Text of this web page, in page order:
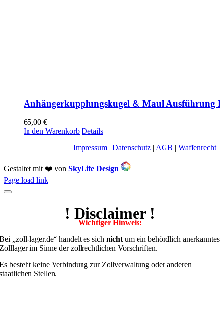
Anhängerkupplungskugel & Maul Ausführung
65,00 €
In den Warenkorb Details
Impressum | Datenschutz | AGB | Waffenrecht
Gestaltet mit ❤️ von SkyLife Design
Toggle
Sliding
Page load link
! Disclaimer !
Wichtiger Hinweis:
Bei „zoll-lager.de“ handelt es sichnicht um ein behördlich anerkanntes
Zolllager im Sinne der zollrechtlichen Vorschriften.
Es besteht keine Verbindung zur Zollverwaltung oder anderen
staatlichen Stellen.